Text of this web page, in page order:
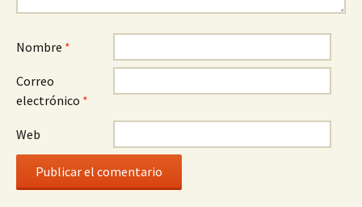
Nombre *
Correo
electrónico *
Web